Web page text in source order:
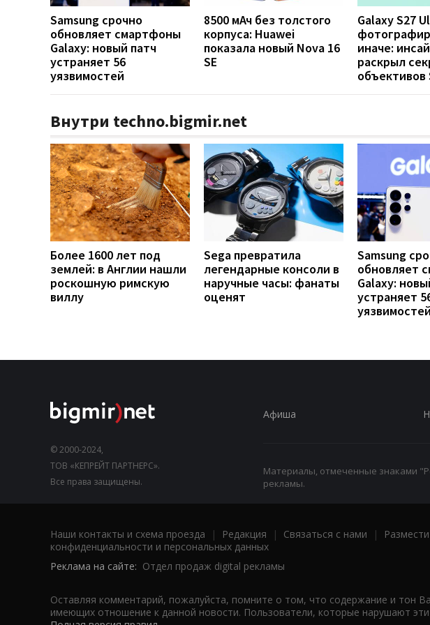
Samsung срочно
обновляет смартфоны
Galaxy: новый патч
устраняет 56
уязвимостей
8500 мАч без толстого
корпуса: Huawei
показала новый Nova 16
SE
Galaxy S27
иначе:
раскрыл
объективов
Внутри techno.bigmir.net
Более 1600 лет под
землей: в Англии нашли
роскошную римскую
виллу
Sega превратила
легендарные консоли в
наручные часы: фанаты
оценят
Samsung
обновляет
Galaxy:
устраняет
уязвимостей
© 2000-2024,
ТОВ «КЕПРЕЙТ ПАРТНЕРС».
Все права защищены.
Афиша
Материалы, отмеченные знаками
рекламы.
Наши контакты и схема проезда | Редакция | Связаться с нами |
конфиденциальности и персональных данных
Реклама на сайте: Отдел продаж digital рекламы
Оставляя комментарий, пожалуйста, помните о том, что содержание и тон
имеющих отношение к данной новости. Пользователи, которые нарушают